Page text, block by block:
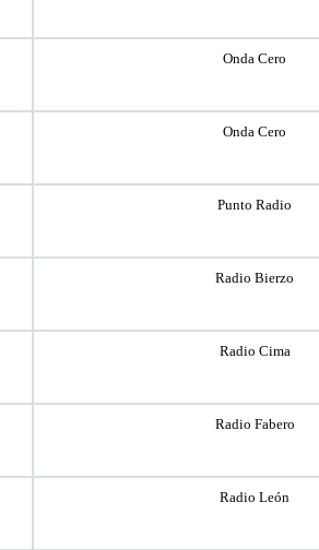
Onda Cero
Onda Cero
Punto Radio
Radio Bierzo
Radio Cima
Radio Fabero
Radio León